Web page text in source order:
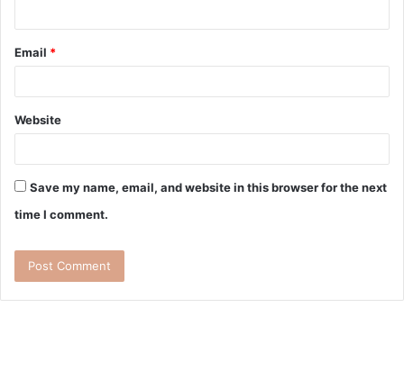
Email *
Website
Save my name, email, and website in this browser for the next
time I comment.